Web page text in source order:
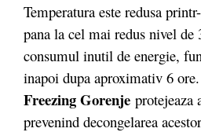
Temperatura este redusa
pana la cel mai redus nivel de
consumul inutil de energie,
inapoi dupa aproximativ 6
Freezing Gorenje protejeaza
prevenind decongelarea